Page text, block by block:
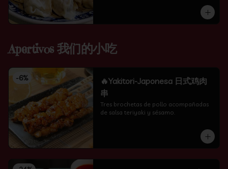
Apertivos 我们的小吃
-6%
🔥Yakitori-Japonesa 日式鸡肉
串
Tres brochetas de pollo acompañadas
de salsa teriyaki y sésamo.